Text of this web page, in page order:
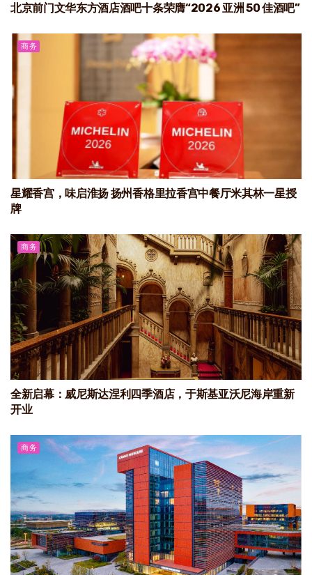
北京前门文华东方酒店酒吧十条荣膺“2026 亚洲 50 佳酒吧”
商务
星耀香宫，味启淮扬 扬州香格里拉香宫中餐厅米其林一星授
牌
商务
全新启幕：威尼斯达涅利四季酒店，于斯基亚沃尼海岸重新
开业
商务